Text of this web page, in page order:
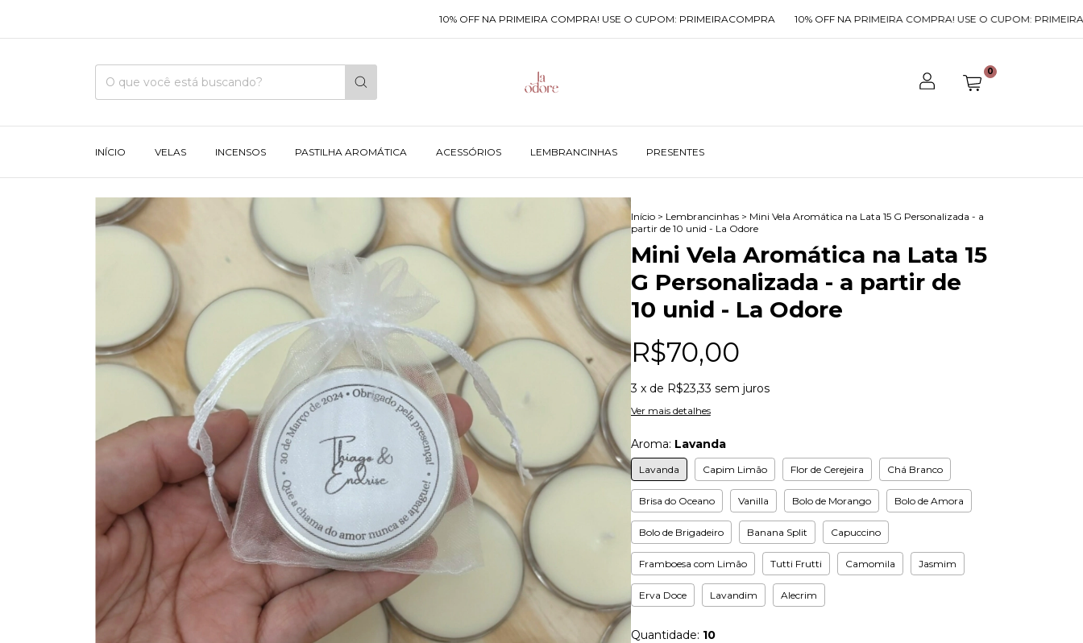
10% OFF NA PRIMEIRA COMPRA! USE O CUPOM: PRIMEIRACOMPRA 10% OFF NA PRIMEIRA COMPRA! USE O CUPOM:
0
INÍCIO VELAS INCENSOS PASTILHA AROMÁTICA ACESSÓRIOS LEMBRANCINHAS PRESENTES
Início > Lembrancinhas > Mini Vela Aromática na Lata 15 G Personalizada - a
partir de 10 unid - La Odore
Mini Vela Aromática na Lata 15
G Personalizada - a partir de
10 unid - La Odore
R$70,00
3 x de R$23,33 sem juros
Ver mais detalhes
Aroma: Lavanda
Lavanda Capim Limão Flor de Cerejeira Chá Branco
Brisa do Oceano Vanilla Bolo de Morango Bolo de Amora
Bolo de Brigadeiro Banana Split Capuccino
Framboesa com Limão Tutti Frutti Camomila Jasmim
Erva Doce Lavandim Alecrim
Quantidade: 10